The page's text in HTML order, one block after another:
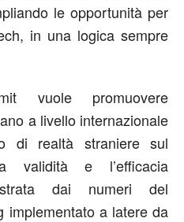
le opportunità per
in una logica sempre
vuole promuovere
a livello internazionale
di realtà straniere sul
validità e l’efficacia
dai numeri del
implementato a latere da